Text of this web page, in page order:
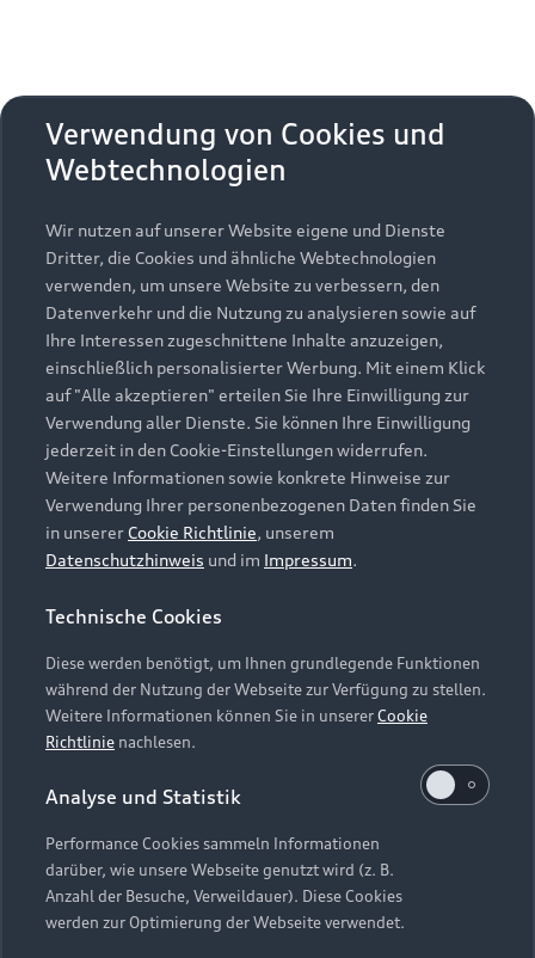
Zurück nach oben
Modelle
Alle Modelle
Modelle vergleichen
Elektromodelle
Plug-in-Hybride
Kaufen & leasen
Neuwagensuche
Gebrauchtwagensuche
Gebrauchtwagen
Finanzierung
Aktionen & Angebote
Geschäftskunden
Service & Zubehör
Saisonale Angebote
Audi Services
Garantie
Audi digital services
myAudi
Support
Kundenservice
Händlersuche
Audi Code
Online-Terminvereinbarung
Servicekontakt
Vertrag widerrufen
Über Audi
Unternehmen
Karriere
Investor Relations
Presse & Media Center
Datenschutz
Audi erleben
Newsletter
Impressum Rechtliches
Hinweisgebersystem
Datenschutzinformation
Cookie-Einstellungen
Cookie-Richtlinie
Barrierefreiheit
Hinweis: Die aktuelle Darstellung und Anordnung der
Embleme am Fahrzeug bei allen Abbildungen auf dieser
Webseite kann abweichen.
Verwendung von Cookies und
Webtechnologien
Wir nutzen auf unserer Website eigene und Dienste
Dritter, die Cookies und ähnliche Webtechnologien
verwenden, um unsere Website zu verbessern, den
Datenverkehr und die Nutzung zu analysieren sowie auf
Ihre Interessen zugeschnittene Inhalte anzuzeigen,
einschließlich personalisierter Werbung. Mit einem Klick
auf "Alle akzeptieren" erteilen Sie Ihre Einwilligung zur
Verwendung aller Dienste. Sie können Ihre Einwilligung
jederzeit in den Cookie-Einstellungen widerrufen.
Weitere Informationen sowie konkrete Hinweise zur
Verwendung Ihrer personenbezogenen Daten finden Sie
in unserer Cookie Richtlinie, unserem
Datenschutzhinweis und im Impressum.
Technische Cookies
Diese werden benötigt, um Ihnen grundlegende Funktionen
während der Nutzung der Webseite zur Verfügung zu stellen.
Weitere Informationen können Sie in unsererCookie
Richtlinie nachlesen.
Analyse und Statistik
Performance Cookies sammeln Informationen
darüber, wie unsere Webseite genutzt wird (z. B.
Anzahl der Besuche, Verweildauer). Diese Cookies
werden zur Optimierung der Webseite verwendet.